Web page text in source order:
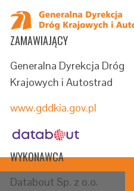
ZAMAWIAJĄCY
Generalna Dyrekcja Dróg
Krajowych i Autostrad
www.gddkia.gov.pl
WYKONAWCA
Databout Sp. z o.o.